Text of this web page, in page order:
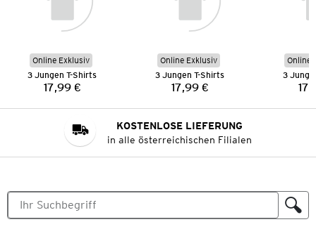
Online Exklusiv
3 Jungen T-Shirts
Preis:
17,99 €
Online Exklusiv
3 Jungen T-Shirts
Preis:
17,99 €
Online
3
KOSTENLOSE LIEFERUNG
in alle österreichischen Filialen